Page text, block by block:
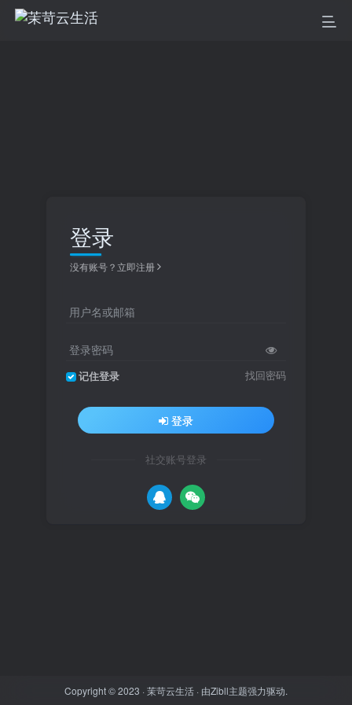
登录
没有账号？立即注册
用户名或邮箱
登录密码
记住登录 找回密码
登录
社交账号登录
Copyright © 2023 ·茉苛云生活 · 由Zibll主题强力驱动.